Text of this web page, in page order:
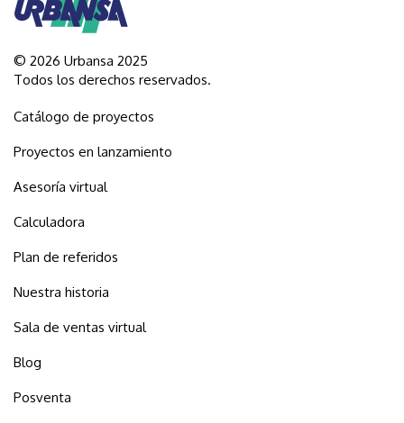
© 2026 Urbansa 2025
Todos los derechos reservados.
Catálogo de proyectos
Proyectos en lanzamiento
Asesoría virtual
Calculadora
Plan de referidos
Nuestra historia
Sala de ventas virtual
Blog
Posventa